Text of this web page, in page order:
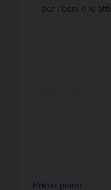
per i beni e le
Primo piano